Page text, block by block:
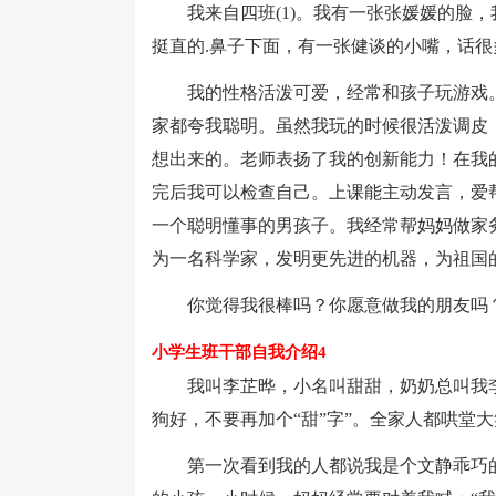
我来自四班(1)。我有一张张媛媛的脸，
挺直的.鼻子下面，有一张健谈的小嘴，话
我的性格活泼可爱，经常和孩子玩游戏
家都夸我聪明。虽然我玩的时候很活泼调
想出来的。老师表扬了我的创新能力！在
完后我可以检查自己。上课能主动发言，
一个聪明懂事的男孩子。我经常帮妈妈做
为一名科学家，发明更先进的机器，为祖国
你觉得我很棒吗？你愿意做我的朋友吗
小学生班干部自我介绍4
我叫李芷晔，小名叫甜甜，奶奶总叫我
狗好，不要再加个“甜”字”。全家人都哄堂
第一次看到我的人都说我是个文静乖巧